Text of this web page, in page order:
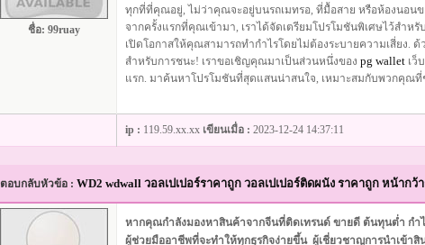
ชื่อ: 99ruay
ทุกที่ที่คุณอยู่, ไม่ว่าคุณจะอยู่บนรถเมทรอ, ที่มื้อสาย หรือห้องนอ
จากครั้งแรกที่คุณเข้ามา, เราได้จัดเตรียมโปรโมชันพิเศษไว้สำห
เปิดโอกาสให้คุณสามารถทำกำไรโดยไม่ต้องระบายความเสี่ยง.
สำหรับการชนะ! เราขอเชิญคุณมาเป็นส่วนหนึ่งของ pg walletเว็
แรก. มาค้นหาโปรโมชันที่สุดแสนน่าสนใจ, เหมาะสมกับพวกคุณที่
ip : 119.59.xx.xx เขียนเมื่อ : 2023-12-24 14:37:11
ตอบกลับหัวข้อ : WD2 wdwall วอลเปเปอร์ราคาถูก วอลเปเปอร์ติดผนัง ราคาถูก หน้ากว้
หากคุณกำลังมองหาสินค้าจากจีนที่ติดเทรนด์ ขายดี ต้นทุนต่ำ กำไ
ผู้ช่วยมืออาชีพที่จะทำให้ทุกธุรกิจง่ายขึ้น ผู้เชี่ยวชาญการนำเข้าสิ